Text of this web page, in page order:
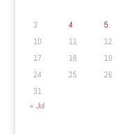
3
4 5
10
11 12
17
18 19
24
25 26
31
« Jul